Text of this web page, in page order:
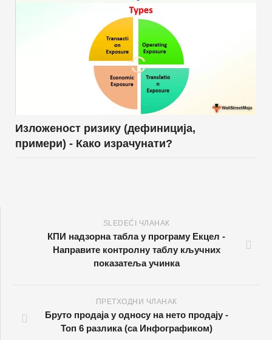
Изложеност ризику (дефиниција,
примери) - Како израчунати?
SLEDEĆI ЧЛАНАК
КПИ надзорна табла у програму Екцел -
Направите контролну таблу кључних
показатеља учинка
ПРЕТХОДНИ ЧЛАНАК
Бруто продаја у односу на нето продају -
Топ 6 разлика (са Инфографиком)